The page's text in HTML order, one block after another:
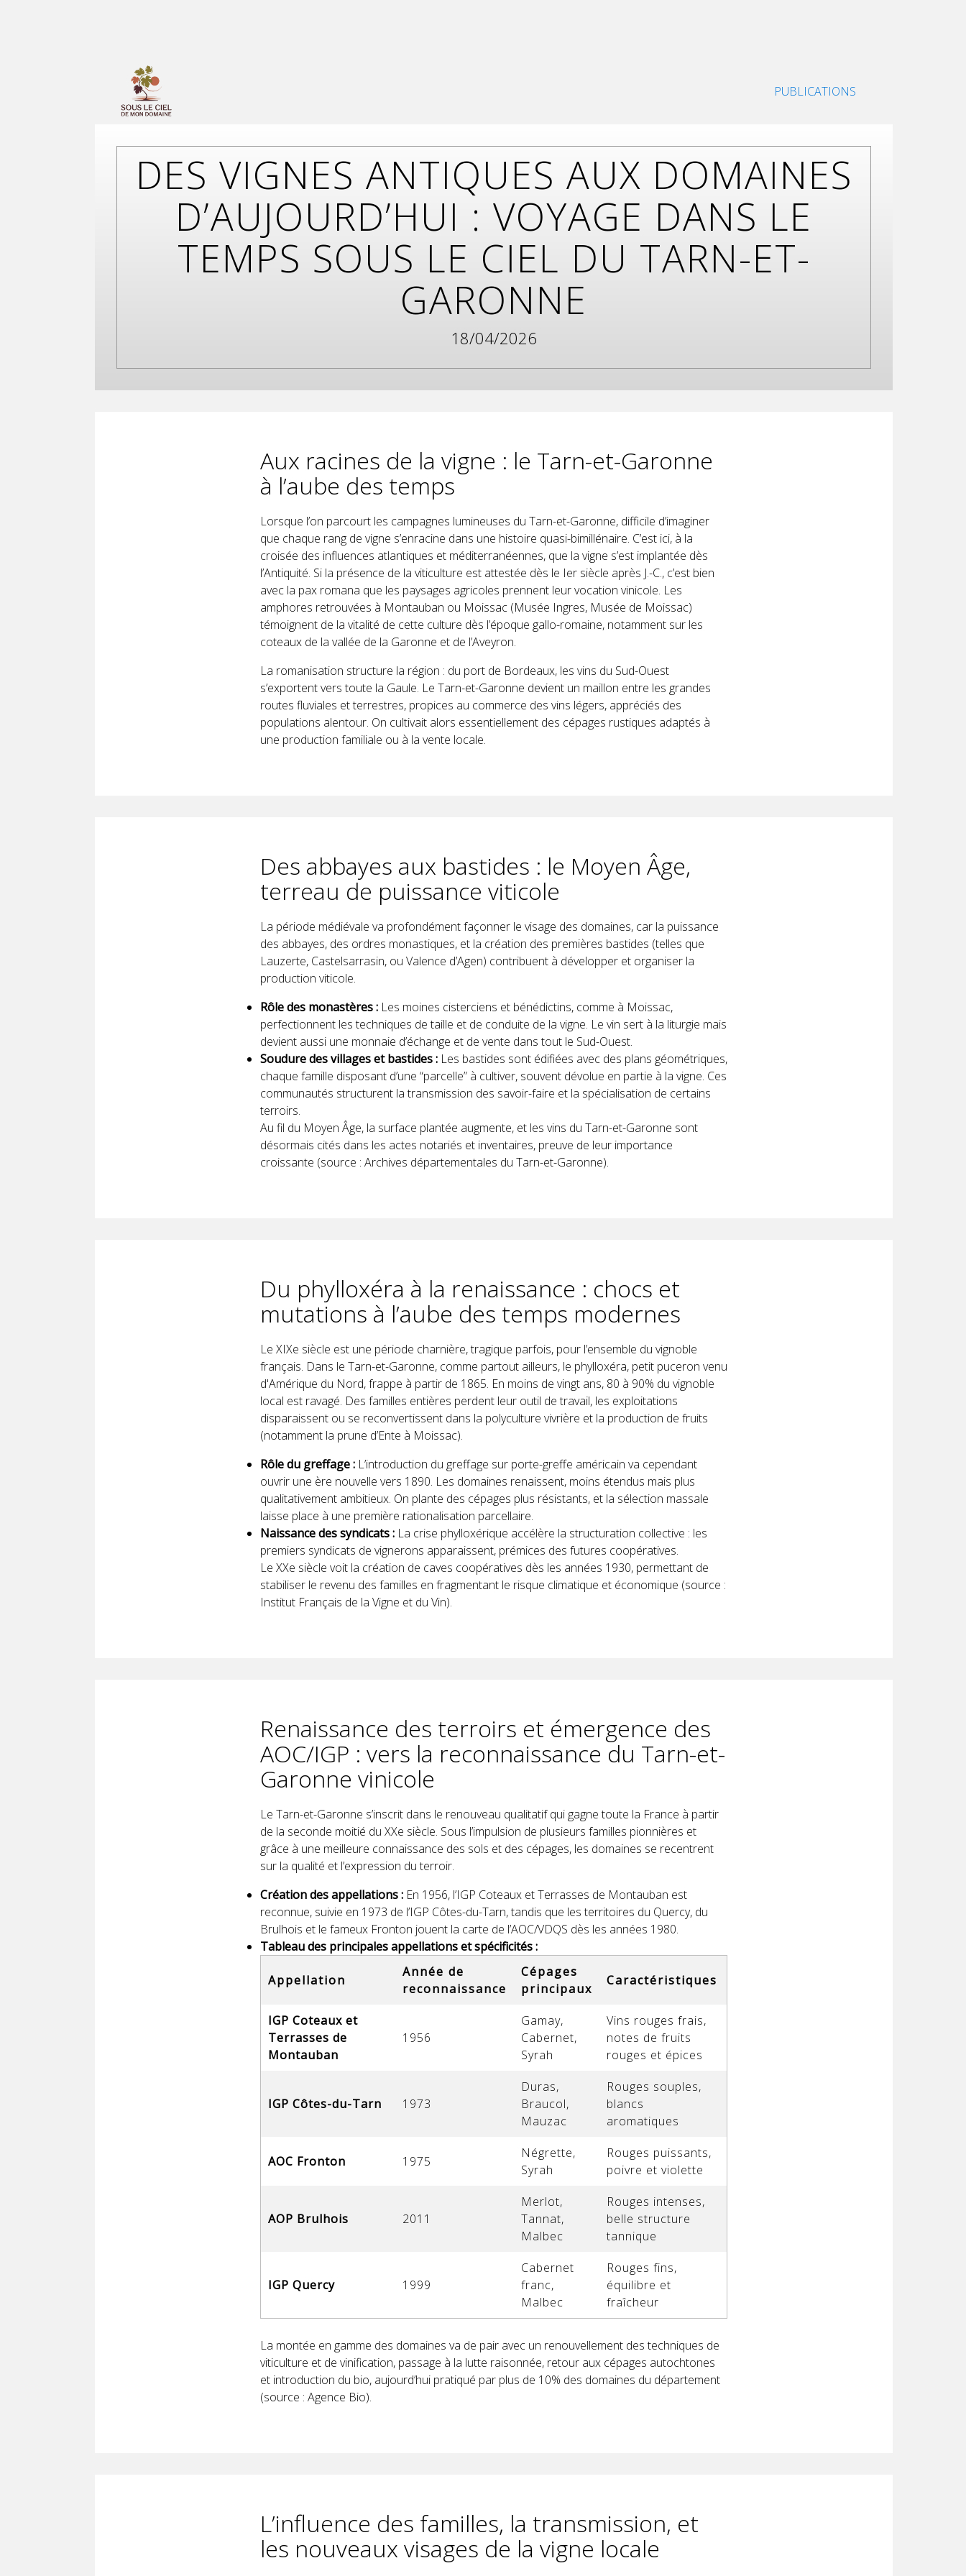
PUBLICATIONS
DES VIGNES ANTIQUES AUX DOMAINES
D’AUJOURD’HUI : VOYAGE DANS LE
TEMPS SOUS LE CIEL DU TARN-ET-
GARONNE
18/04/2026
Aux racines de la vigne : le Tarn-et-Garonne
à l’aube des temps
Lorsque l’on parcourt les campagnes lumineuses du Tarn-et-Garonne, difficile d’imaginer
que chaque rang de vigne s’enracine dans une histoire quasi-bimillénaire. C’est ici, à la
croisée des influences atlantiques et méditerranéennes, que la vigne s’est implantée dès
l’Antiquité. Si la présence de la viticulture est attestée dès le Ier siècle après J.-C., c’est bien
avec la pax romana que les paysages agricoles prennent leur vocation vinicole. Les
amphores retrouvées à Montauban ou Moissac (Musée Ingres, Musée de Moissac)
témoignent de la vitalité de cette culture dès l’époque gallo-romaine, notamment sur les
coteaux de la vallée de la Garonne et de l’Aveyron.
La romanisation structure la région : du port de Bordeaux, les vins du Sud-Ouest
s’exportent vers toute la Gaule. Le Tarn-et-Garonne devient un maillon entre les grandes
routes fluviales et terrestres, propices au commerce des vins légers, appréciés des
populations alentour. On cultivait alors essentiellement des cépages rustiques adaptés à
une production familiale ou à la vente locale.
Des abbayes aux bastides : le Moyen Âge,
terreau de puissance viticole
La période médiévale va profondément façonner le visage des domaines, car la puissance
des abbayes, des ordres monastiques, et la création des premières bastides (telles que
Lauzerte, Castelsarrasin, ou Valence d’Agen) contribuent à développer et organiser la
production viticole.
Rôle des monastères : Les moines cisterciens et bénédictins, comme à Moissac,
perfectionnent les techniques de taille et de conduite de la vigne. Le vin sert à la liturgie mais
devient aussi une monnaie d’échange et de vente dans tout le Sud-Ouest.
Soudure des villages et bastides : Les bastides sont édifiées avec des plans géométriques,
chaque famille disposant d’une “parcelle” à cultiver, souvent dévolue en partie à la vigne. Ces
communautés structurent la transmission des savoir-faire et la spécialisation de certains
terroirs.
Au fil du Moyen Âge, la surface plantée augmente, et les vins du Tarn-et-Garonne sont
désormais cités dans les actes notariés et inventaires, preuve de leur importance
croissante (source : Archives départementales du Tarn-et-Garonne).
Du phylloxéra à la renaissance : chocs et
mutations à l’aube des temps modernes
Le XIXe siècle est une période charnière, tragique parfois, pour l’ensemble du vignoble
français. Dans le Tarn-et-Garonne, comme partout ailleurs, le phylloxéra, petit puceron venu
d'Amérique du Nord, frappe à partir de 1865. En moins de vingt ans, 80 à 90% du vignoble
local est ravagé. Des familles entières perdent leur outil de travail, les exploitations
disparaissent ou se reconvertissent dans la polyculture vivrière et la production de fruits
(notamment la prune d’Ente à Moissac).
Rôle du greffage : L’introduction du greffage sur porte-greffe américain va cependant
ouvrir une ère nouvelle vers 1890. Les domaines renaissent, moins étendus mais plus
qualitativement ambitieux. On plante des cépages plus résistants, et la sélection massale
laisse place à une première rationalisation parcellaire.
Naissance des syndicats : La crise phylloxérique accélère la structuration collective : les
premiers syndicats de vignerons apparaissent, prémices des futures coopératives.
Le XXe siècle voit la création de caves coopératives dès les années 1930, permettant de
stabiliser le revenu des familles en fragmentant le risque climatique et économique (source :
Institut Français de la Vigne et du Vin).
Renaissance des terroirs et émergence des
AOC/IGP : vers la reconnaissance du Tarn-et-
Garonne vinicole
Le Tarn-et-Garonne s’inscrit dans le renouveau qualitatif qui gagne toute la France à partir
de la seconde moitié du XXe siècle. Sous l’impulsion de plusieurs familles pionnières et
grâce à une meilleure connaissance des sols et des cépages, les domaines se recentrent
sur la qualité et l’expression du terroir.
Création des appellations : En 1956, l’IGP Coteaux et Terrasses de Montauban est
reconnue, suivie en 1973 de l’IGP Côtes-du-Tarn, tandis que les territoires du Quercy, du
Brulhois et le fameux Fronton jouent la carte de l’AOC/VDQS dès les années 1980.
Tableau des principales appellations et spécificités :
Appellation
Année de
reconnaissance
Cépages
principaux
Caractéristiques
IGP Coteaux et
Terrasses de
Montauban
1956
Gamay,
Cabernet,
Syrah
Vins rouges frais,
notes de fruits
rouges et épices
IGP Côtes-du-Tarn 1973
Duras,
Braucol,
Mauzac
Rouges souples,
blancs
aromatiques
AOC Fronton 1975
Négrette,
Syrah
Rouges puissants,
poivre et violette
AOP Brulhois 2011
Merlot,
Tannat,
Malbec
Rouges intenses,
belle structure
tannique
IGP Quercy 1999
Cabernet
franc,
Malbec
Rouges fins,
équilibre et
fraîcheur
La montée en gamme des domaines va de pair avec un renouvellement des techniques de
viticulture et de vinification, passage à la lutte raisonnée, retour aux cépages autochtones
et introduction du bio, aujourd’hui pratiqué par plus de 10% des domaines du département
(source : Agence Bio).
L’influence des familles, la transmission, et
les nouveaux visages de la vigne locale